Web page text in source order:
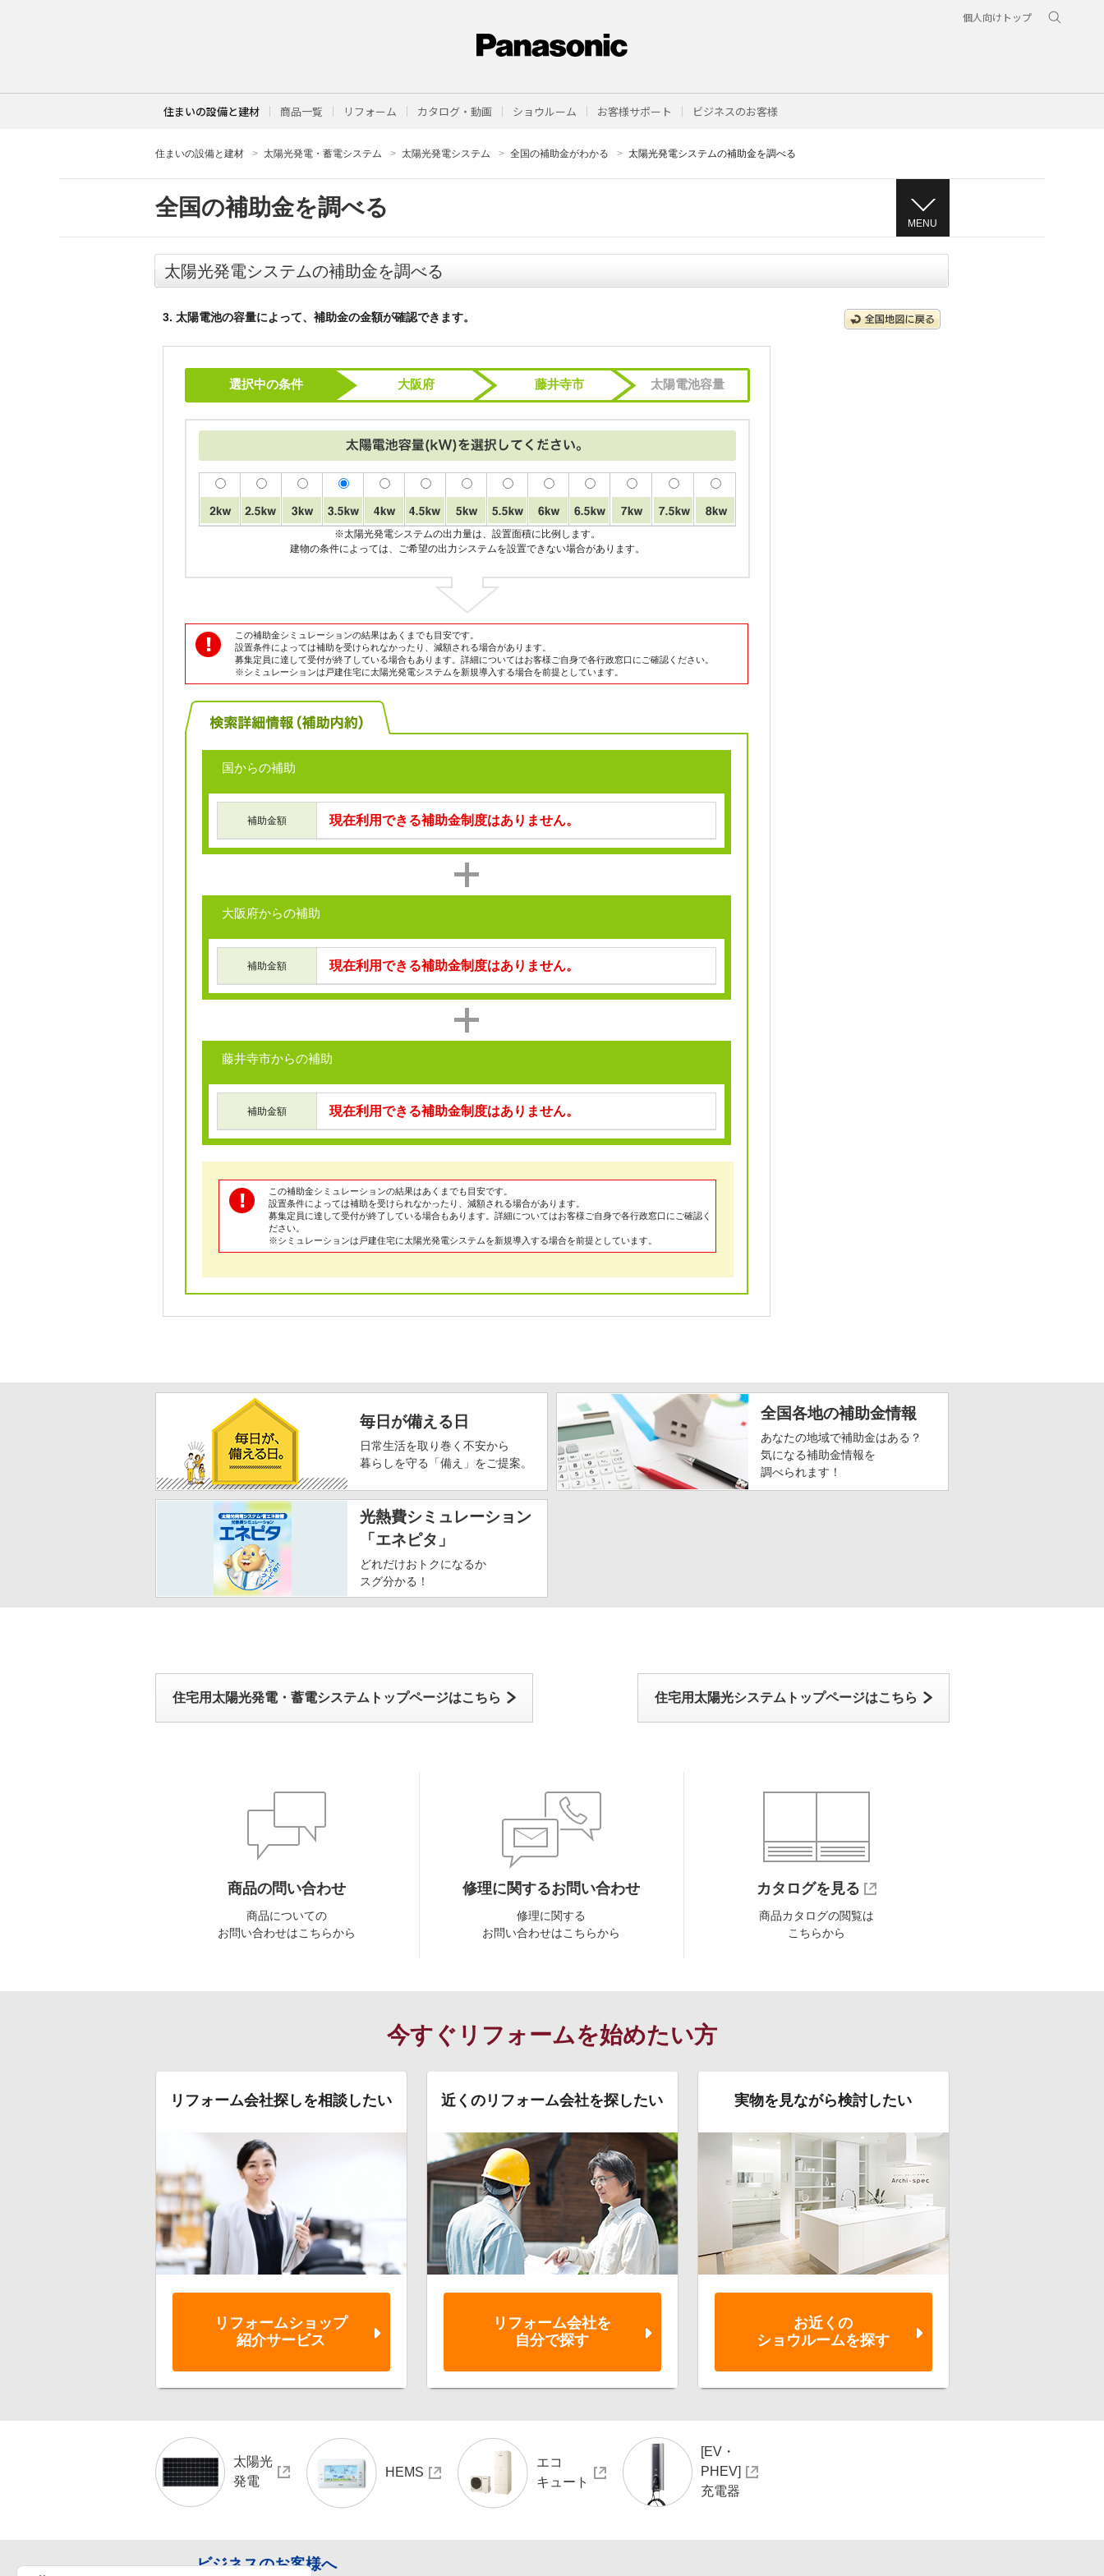
個人向けトップ
住まいの設備と建材 商品一覧 リフォーム カタログ・動画 ショウルーム お客様サポート ビジネスのお客様
住まいの設備と建材 太陽光発電・蓄電システム 太陽光発電システム 全国の補助金がわかる 太陽光発電システムの補助金を調べる
全国の補助金を調べる
MENU
太陽光発電システムの補助金を調べる
3. 太陽電池の容量によって、補助金の金額が確認できます。
選択中の条件 大阪府 藤井寺市 太陽電池容量
※太陽光発電システムの出力量は、設置面積に比例します。
建物の条件によっては、ご希望の出力システムを設置できない場合があります。
この補助金シミュレーションの結果はあくまでも目安です。
設置条件によっては補助を受けられなかったり、減額される場合があります。
募集定員に達して受付が終了している場合もあります。詳細についてはお客様ご自身で各行政窓口にご確認ください。
※シミュレーションは戸建住宅に太陽光発電システムを新規導入する場合を前提としています。
国からの補助
補助金額 現在利用できる補助金制度はありません。
大阪府からの補助
補助金額 現在利用できる補助金制度はありません。
藤井寺市からの補助
補助金額 現在利用できる補助金制度はありません。
この補助金シミュレーションの結果はあくまでも目安です。
設置条件によっては補助を受けられなかったり、減額される場合があります。
募集定員に達して受付が終了している場合もあります。詳細についてはお客様ご自身で各行政窓口にご確認く
ださい。
※シミュレーションは戸建住宅に太陽光発電システムを新規導入する場合を前提としています。
毎日が備える日
日常生活を取り巻く不安から
暮らしを守る「備え」をご提案。
全国各地の補助金情報
あなたの地域で補助金はある？
気になる補助金情報を
調べられます！
光熱費シミュレーション
「エネピタ」
どれだけおトクになるか
スグ分かる！
住宅用太陽光発電・蓄電システムトップページはこちら 住宅用太陽光システムトップページはこちら
商品の問い合わせ
商品についての
お問い合わせはこちらから
修理に関するお問い合わせ
修理に関する
お問い合わせはこちらから
カタログを見る
商品カタログの閲覧は
こちらから
今すぐリフォームを始めたい方
リフォーム会社探しを相談したい
リフォームショップ
紹介サービス
近くのリフォーム会社を探したい
リフォーム会社を
自分で探す
実物を見ながら検討したい
お近くの
ショウルームを探す
太陽光
発電
HEMS
エコ
キュート
[EV・
PHEV]
充電器
ビジネスのお客様へ